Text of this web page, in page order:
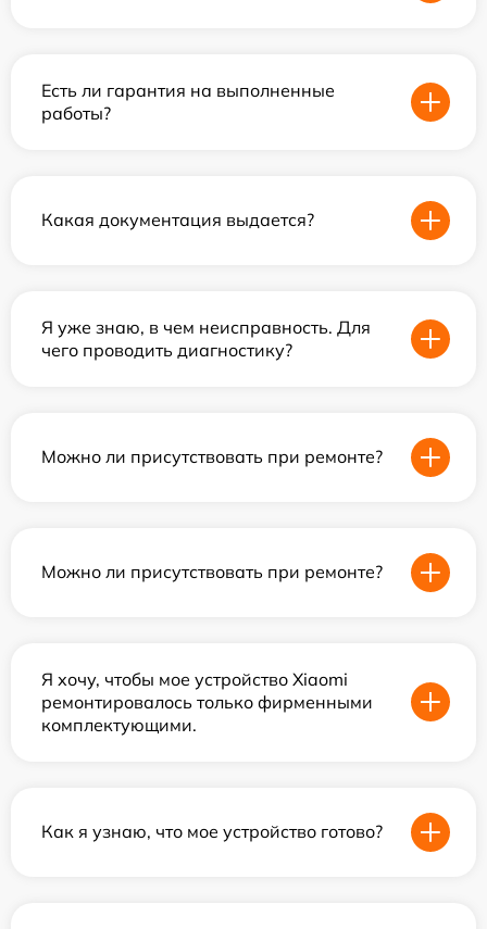
Есть ли гарантия на выполненные
работы?
Какая документация выдается?
Я уже знаю, в чем неисправность. Для
чего проводить диагностику?
Можно ли присутствовать при ремонте?
Можно ли присутствовать при ремонте?
Я хочу, чтобы мое устройство Xiaomi
ремонтировалось только фирменными
комплектующими.
Как я узнаю, что мое устройство готово?